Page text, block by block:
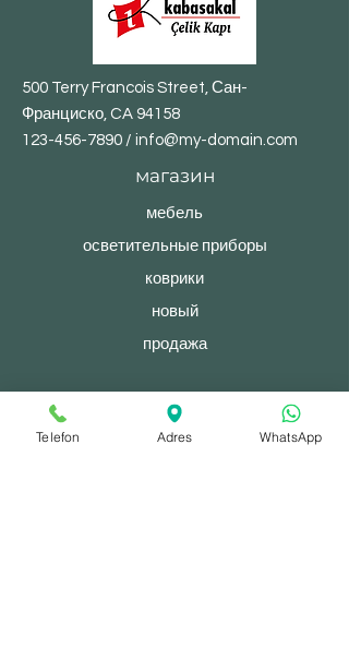
500 Terry Francois Street, Сан-
Франциско, CA 94158
123-456-7890 / info@my-domain.com
магазин
мебель
осветительные приборы
коврики
новый
продажа
© 2023, После полудня. Сайт создан на
Telefon Adres WhatsApp